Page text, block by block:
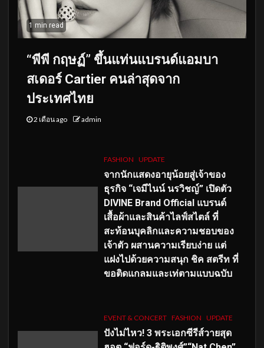
1 min read
“พีพี กฤษฏ์” ขึ้นแท่นแบรนด์แอมบา
สเดอร์ Cartier คนล่าสุดจาก
ประเทศไทย
2 เดือน ago admin
FASHION UPDATE
จากนักแสดงอายุน้อยสู่เจ้าของ
ธุรกิจ “เจมีไนน์ นรวิชญ์” เปิดตัว
DIVINE Brand Official แบรนด์
เสื้อผ้าและสินค้าไลฟ์สไตล์ ที่
สะท้อนบุคลิกและความชอบของ
เจ้าตัว ผสานความเรียบง่าย แต่
แฝงไปด้วยความสนุก ชิค สตรีท ที่
ขอติดแกลมและเท่ตามแบบฉบับ
EVENT & CONCERT FASHION UPDATE
ปังไม่ไหว! 3 พระเอกซีรีส์วายสุด